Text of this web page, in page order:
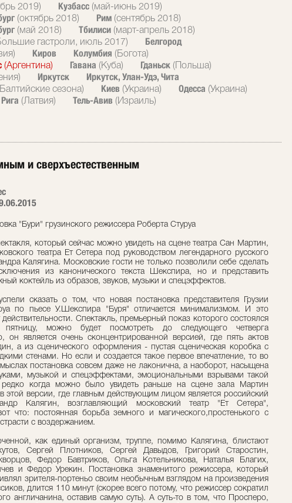
2019) Кузбасс (май-июнь 2019)
(октябрь 2018) Рим (сентябрь 2018)
(май 2018) Тбилиси (март-апрель 2018)
гастроли, июль 2017)
Белгород
Киров Колумбия (Богота)
(Аргентина) Гавана (Куба) Гданьск (Польша)
Иркутск
Иркутск, Улан-Удэ, Чита
сезона) Киев (Украина) Одесса (Украина)
Рига (Латвия) Тель-Авив (Израиль)
и сверхъестественным
"Бури" грузинского режиссера Роберта Стуруа
который сейчас можно увидеть на сцене театра Сан Мартин,
театра Ет Сетера под руководством легендарного русского
Калягина. Московские гости не только позволили себе сделать
из канонического текста Шекспира, но и представить
коктейль из образов, звуков, музыки и спецэффектов.
сказать о том, что новая постановка представителя Грузии
по пьесе У.Шекспира "Буря" отличается минимализмом. И это
действительности. Спектакль, премьерный показ которого состоялся
можно будет посмотреть до следующего четверга
он является очень сконцентрированной версией, где пять актов
а из сценического оформления - пустая сценическая коробка с
стенами. Но если и создается такое первое впечатление, то во
постановка совсем даже не лаконична, а наоборот, насыщена
музыкой и спецэффектами, эмоциональными взрывами такой
когда можно было увидеть раньше на сцене зала Мартин
этой версии, где главным действующим лицом является российский
Калягин, возглавляющий московский театр "Ет Сетера",
что: постоянная борьба земного и магического,простенького с
с воздержанием.
как единый организм, труппе, помимо Калягина, блистают
Сергей Плотников, Сергей Давыдов, Григорий Старостин,
Федор Бавтриков, Ольга Котельникова, Наталья Благих,
и Федор Урекин. Постановка знаменитого режиссера, который
зрителя-портеньо своим необычным взглядом на произведения
длится 110 минут (скорее всего потому, что режиссер сократил
англичанина, оставив самую суть). А суть-то в том, что Просперо,